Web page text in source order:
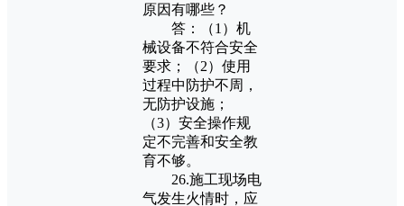
原因有哪些？
答：（1）机
械设备不符合安全
要求；（2）使用
过程中防护不周，
无防护设施；
（3）安全操作规
定不完善和安全教
育不够。
26.施工现场电
气发生火情时，应